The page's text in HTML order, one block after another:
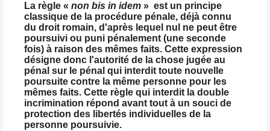
La règle « non bis in idem » est un principe
classique de la procédure pénale, déjà connu
du droit romain, d'après lequel nul ne peut être
poursuivi ou puni pénalement (une seconde
fois) à raison des mêmes faits. Cette expression
désigne donc l'autorité de la chose jugée au
pénal sur le pénal qui interdit toute nouvelle
poursuite contre la même personne pour les
mêmes faits. Cette règle qui interdit la double
incrimination répond avant tout à un souci de
protection des libertés individuelles de la
personne poursuivie.